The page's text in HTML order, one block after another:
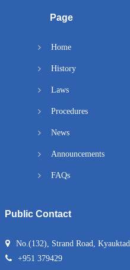
Page
Home
History
Laws
Procedures
News
Announcements
FAQs
Public Contact
No.(132), Strand Road,
+951 379429